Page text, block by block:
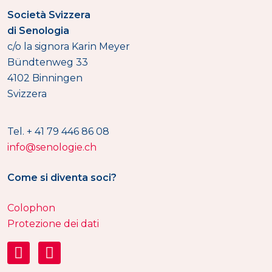
Società Svizzera
di Senologia
c/o la signora Karin Meyer
Bündtenweg 33
4102 Binningen
Svizzera
Tel. + 41 79 446 86 08
info@senologie.ch
Come si diventa soci?
Colophon
Protezione dei dati